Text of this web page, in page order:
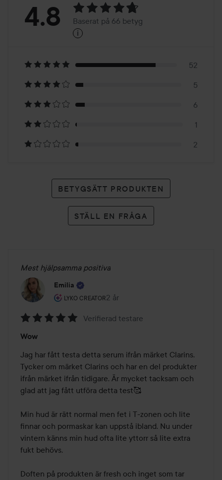
Betyg:
Baserat
på
66
betyg
4.8 Baserat på 66 betyg
i
52
5
6
1
2
BETYGSÄTT PRODUKTEN
STÄLL EN FRÅGA
Mest hjälpsamma positiva
Emilia
LYKO CREATOR
Användarens roll: Lyko Creator.
2 år
Inlägget skapades 2 år
5
av
5
Verifierad testare
Wow
Jag har fått testa detta serum ifrån märket Clarins.
Tycker om märket Clarins och har en del produkter
ifrån märket ifrån tidigare. Är mycket tacksam och
glad att jag fått utföra detta test🥰
Min hud är rätt normal men fet i T-zonen och lite
finnar och pormaskar kan uppstå ibland. Nu under
vintern känns min hud ofta lite yttorr så lite extra
fukt behövs.
Doften på produkten är fresh och inget som tar